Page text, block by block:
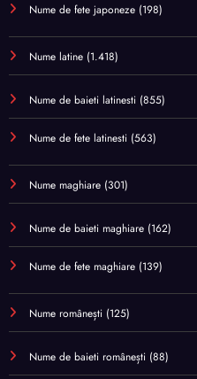
Nume de fete japoneze (198)
Nume latine (1.418)
Nume de baieti latinesti (855)
Nume de fete latinesti (563)
Nume maghiare (301)
Nume de baieti maghiare (162)
Nume de fete maghiare (139)
Nume românești (125)
Nume de baieti românești (88)